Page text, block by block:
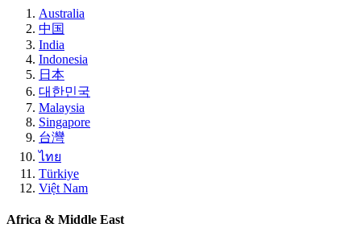
Australia
中国
India
Indonesia
日本
대한민국
Malaysia
Singapore
台灣
ไทย
Türkiye
Việt Nam
Africa & Middle East